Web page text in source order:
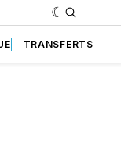
TRANSFERTS